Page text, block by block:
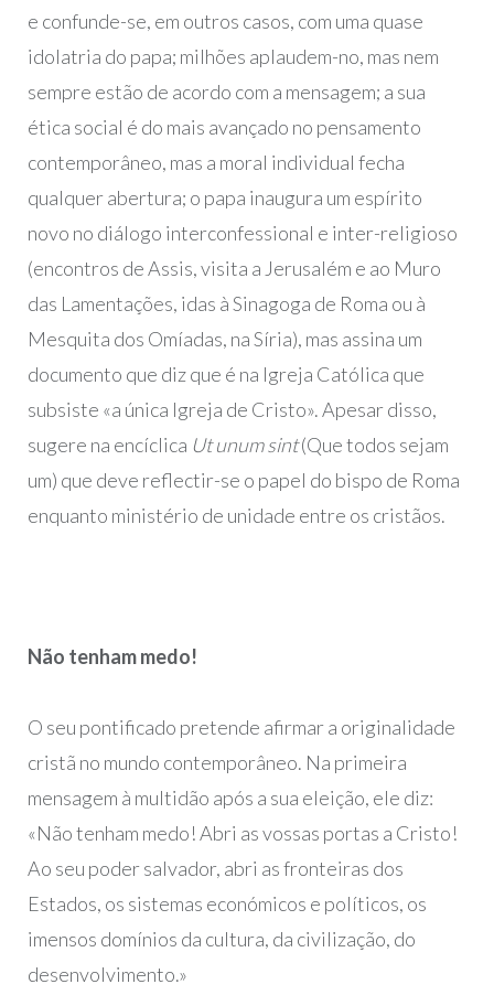
e confunde-se, em outros casos, com uma quase
idolatria do papa; milhões aplaudem-no, mas nem
sempre estão de acordo com a mensagem; a sua
ética social é do mais avançado no pensamento
contemporâneo, mas a moral individual fecha
qualquer abertura; o papa inaugura um espírito
novo no diálogo interconfessional e inter-religioso
(encontros de Assis, visita a Jerusalém e ao Muro
das Lamentações, idas à Sinagoga de Roma ou à
Mesquita dos Omíadas, na Síria), mas assina um
documento que diz que é na Igreja Católica que
subsiste «a única Igreja de Cristo». Apesar disso,
sugere na encíclica Ut unum sint(Que todos sejam
um) que deve reflectir-se o papel do bispo de Roma
enquanto ministério de unidade entre os cristãos.
Não tenham medo!
O seu pontificado pretende afirmar a originalidade
cristã no mundo contemporâneo. Na primeira
mensagem à multidão após a sua eleição, ele diz:
«Não tenham medo! Abri as vossas portas a Cristo!
Ao seu poder salvador, abri as fronteiras dos
Estados, os sistemas económicos e políticos, os
imensos domínios da cultura, da civilização, do
desenvolvimento.»